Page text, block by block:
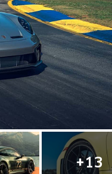
+13